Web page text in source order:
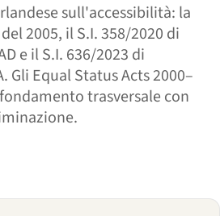
sull'accessibilità: la
2005, il S.I. 358/2020 di
e il S.I. 636/2023 di
Gli Equal Status Acts 2000–
trasversale con